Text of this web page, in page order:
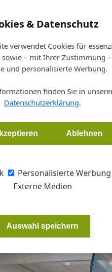
& Datenschutz
verwendet Cookies für
sowie – mit Ihrer Zustimmung
und personalisierte Werbung.
finden Sie in
Datenschutzerklärung.
Ablehnen
Personalisierte Werbung
Externe Medien
Auswahl speichern
Bauen Fertigen
Metall und
Das Netzwerk Metall und der
Weiterbildungsangebote
und fachlichem Austausch.